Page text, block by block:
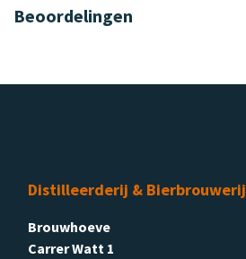
Beoordelingen
Distilleerderij & Bierbrouwerij
Brouwhoeve
Carrer Watt 1